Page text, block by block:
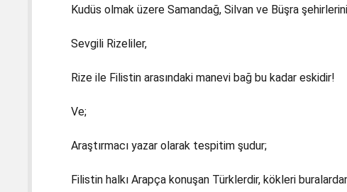
Kudüs olmak üzere Samandağ, Silvan ve Büşra
Sevgili Rizeliler,
Rize ile Filistin arasındaki manevi bağ bu kadar eskidir!
Ve;
Araştırmacı yazar olarak tespitim şudur;
Filistin halkı Arapça konuşan Türklerdir, kökleri